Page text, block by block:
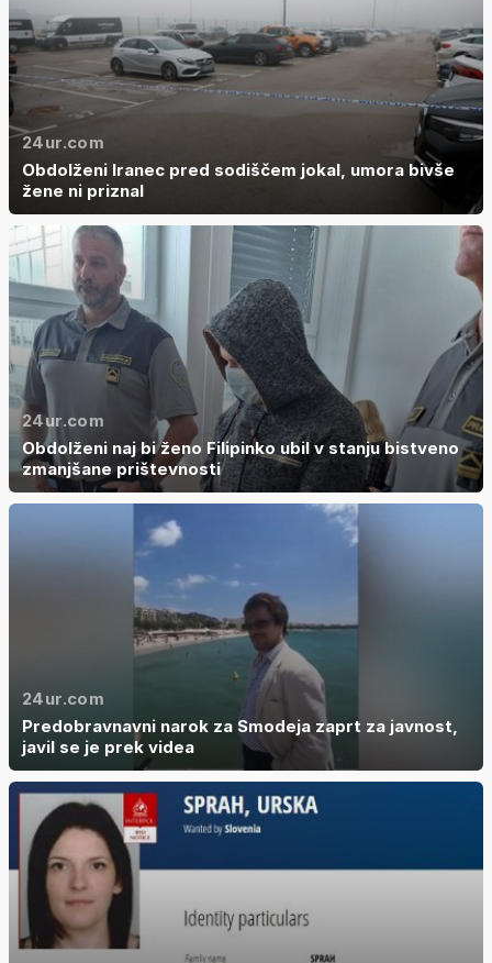
24ur.com
Obdolženi Iranec pred sodiščem jokal, umora bivše
žene ni priznal
24ur.com
Obdolženi naj bi ženo Filipinko ubil v stanju bistveno
zmanjšane prištevnosti
24ur.com
Predobravnavni narok za Smodeja zaprt za javnost,
javil se je prek videa